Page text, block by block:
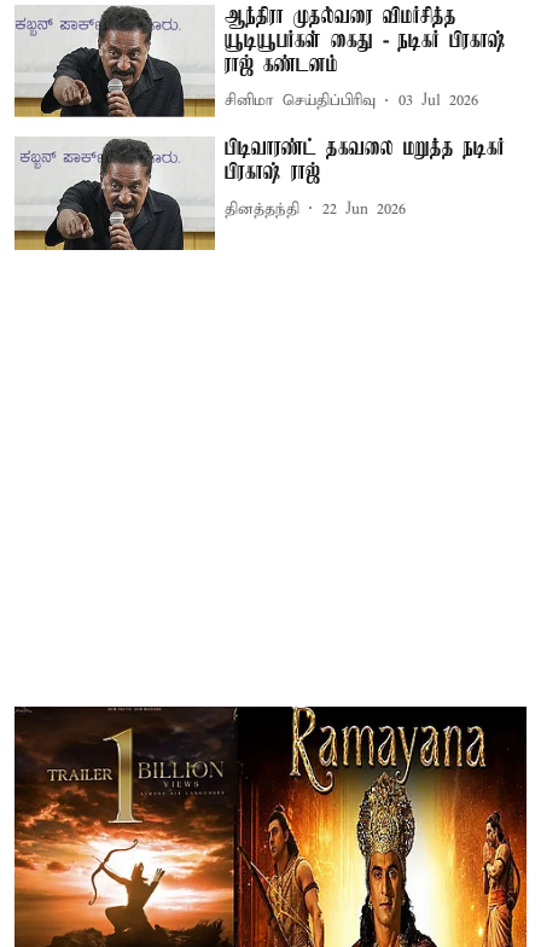
ஆந்திரா முதல்வரை விமர்சித்த
யூடியூபர்கள் கைது - நடிகர் பிரகாஷ்
ராஜ் கண்டனம்
சினிமா செய்திப்பிரிவு 03 Jul 2026
பிடிவாரண்ட் தகவலை மறுத்த நடிகர்
பிரகாஷ் ராஜ்
தினத்தந்தி 22 Jun 2026